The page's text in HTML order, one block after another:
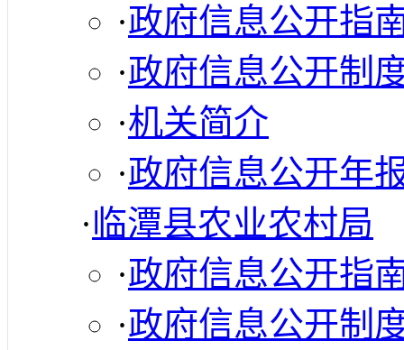
·政府信息公开指
·政府信息公开制
·机关简介
·政府信息公开年
·临潭县农业农村局
·政府信息公开指
·政府信息公开制